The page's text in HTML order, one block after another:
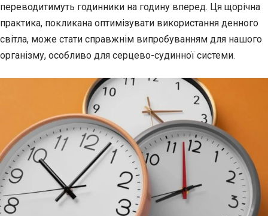
переводитимуть годинники на годину вперед. Ця щорічна
практика, покликана оптимізувати використання денного
світла, може стати справжнім випробуванням для нашого
організму, особливо для серцево-судинної системи.